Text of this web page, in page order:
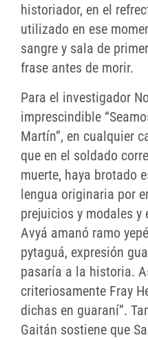
historiador, en el
utilizado en ese
sangre y sala de
frase antes de morir.
Para el investigador
imprescindible
Martín”, en cualquier
que en el soldado
muerte, haya brotado
lengua originaria por
prejuicios y modales y
Avyá amanó ramo
pytaguá, expresión
pasaría a la historia.
criteriosamente Fray
dichas en guaraní”.
Gaitán sostiene que